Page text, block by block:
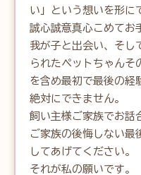
い」という想いを形に
誠心誠意真心こめてお
我が子と出会い、そし
られたペットちゃんそ
を含め最初で最後の経
絶対にできません。
飼い主様ご家族でお話
ご家族の後悔しない最
してあげてください。
それが私の願いです。